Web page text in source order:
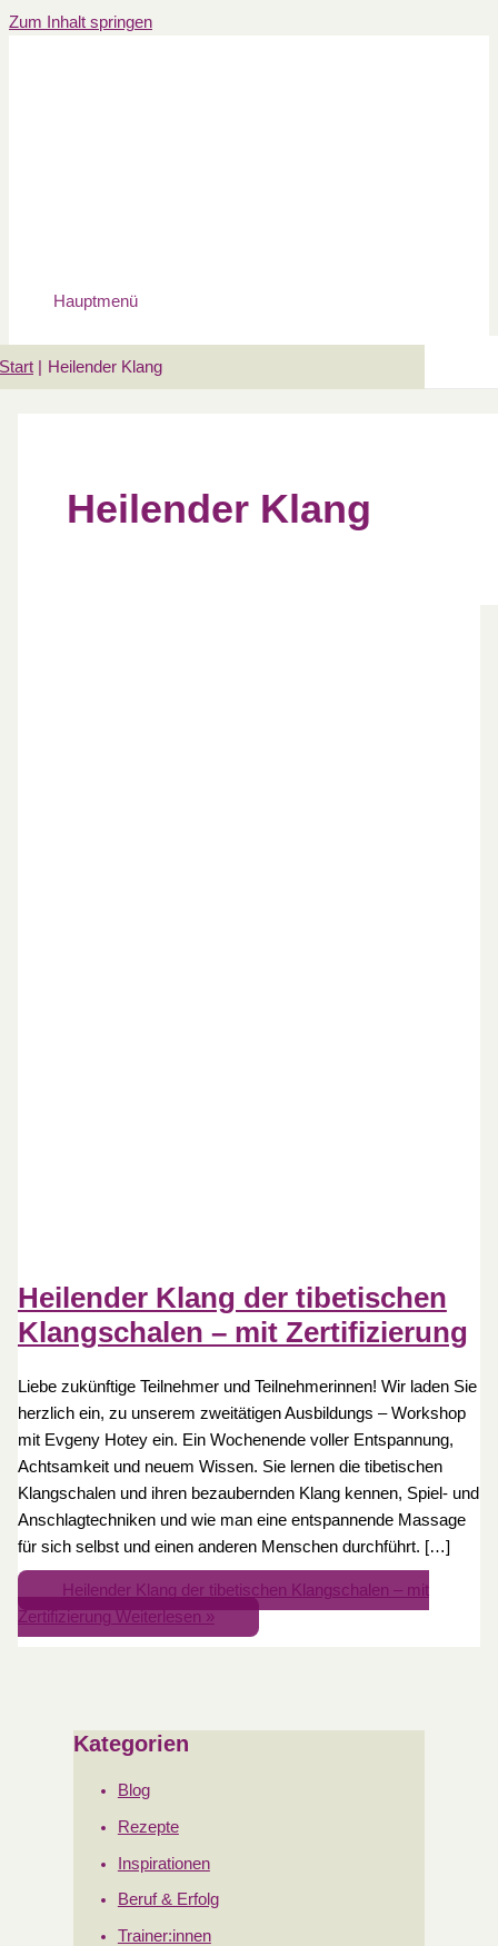
Zum Inhalt springen
Hauptmenü
Start Heilender Klang
Heilender Klang
Heilender Klang der tibetischen
Klangschalen – mit Zertifizierung
Liebe zukünftige Teilnehmer und Teilnehmerinnen! Wir laden Sie
herzlich ein, zu unserem zweitätigen Ausbildungs – Workshop
mit Evgeny Hotey ein. Ein Wochenende voller Entspannung,
Achtsamkeit und neuem Wissen. Sie lernen die tibetischen
Klangschalen und ihren bezaubernden Klang kennen, Spiel- und
Anschlagtechniken und wie man eine entspannende Massage
für sich selbst und einen anderen Menschen durchführt. […]
Heilender Klang der tibetischen Klangschalen – mit
Zertifizierung Weiterlesen »
Kategorien
Blog
Rezepte
Inspirationen
Beruf & Erfolg
Trainer:innen